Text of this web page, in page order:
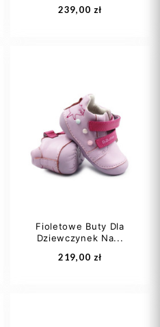
239,00 zł
22 23 25
Dodaj do koszyka
Fioletowe Buty Dla
Dziewczynek Na...
219,00 zł